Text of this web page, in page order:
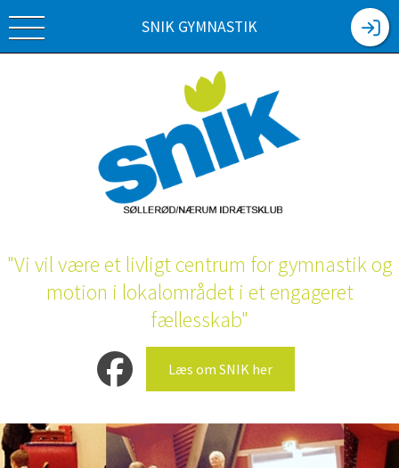
SNIK GYMNASTIK
"Vi vil være et livligt centrum for gymnastik og
motion i lokalområdet i et engageret
fællesskab"
Læs om SNIK her